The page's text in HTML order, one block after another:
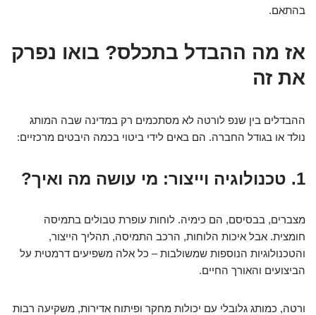
בהתאם.
אז מה ההבדל בתכלס? בואו נפרק
את זה
ההבדלים בין שנפ לורטה לא מסתכמים רק במדינה שבה המותג
נולד או בגודל החברה. הם באים לידי ביטוי בכמה היבטים מרכזיים:
1. טכנולוגיה וייצור: מי עושה מה ואיך?
מצברים, בבסיסם, הם כימיה. לוחות עופרת טבולים בתמיסה
חומצית. אבל איכות הלוחות, הרכב התמיסה, תהליך הייצור,
והטכנולוגיות הנוספות שמשולבות – כל אלה משפיעים דרמטית על
הביצועים והאורך החיים.
ורטה, כמותג גלובלי עם יכולות מחקר ופיתוח אדירות, משקיעה רבות